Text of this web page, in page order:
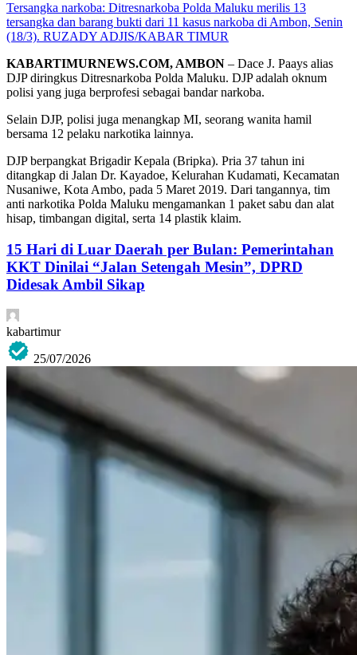
Tersangka narkoba: Ditresnarkoba Polda Maluku merilis 13
tersangka dan barang bukti dari 11 kasus narkoba di Ambon, Senin
(18/3). RUZADY ADJIS/KABAR TIMUR
KABARTIMURNEWS.COM, AMBON – Dace J. Paays alias
DJP diringkus Ditresnarkoba Polda Maluku. DJP adalah oknum
polisi yang juga berprofesi sebagai bandar narkoba.
Selain DJP, polisi juga menangkap MI, seorang wanita hamil
bersama 12 pelaku narkotika lainnya.
DJP berpangkat Brigadir Kepala (Bripka). Pria 37 tahun ini
ditangkap di Jalan Dr. Kayadoe, Kelurahan Kudamati, Kecamatan
Nusaniwe, Kota Ambo, pada 5 Maret 2019. Dari tangannya, tim
anti narkotika Polda Maluku mengamankan 1 paket sabu dan alat
hisap, timbangan digital, serta 14 plastik klaim.
15 Hari di Luar Daerah per Bulan: Pemerintahan
KKT Dinilai “Jalan Setengah Mesin”, DPRD
Didesak Ambil Sikap
kabartimur
25/07/2026